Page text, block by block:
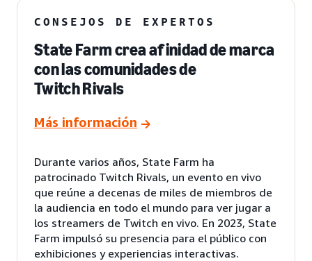
CONSEJOS DE EXPERTOS
State Farm crea afinidad de marca
con las comunidades de
Twitch Rivals
Más información
Durante varios años, State Farm ha
patrocinado Twitch Rivals, un evento en vivo
que reúne a decenas de miles de miembros de
la audiencia en todo el mundo para ver jugar a
los streamers de Twitch en vivo. En 2023, State
Farm impulsó su presencia para el público con
exhibiciones y experiencias interactivas.